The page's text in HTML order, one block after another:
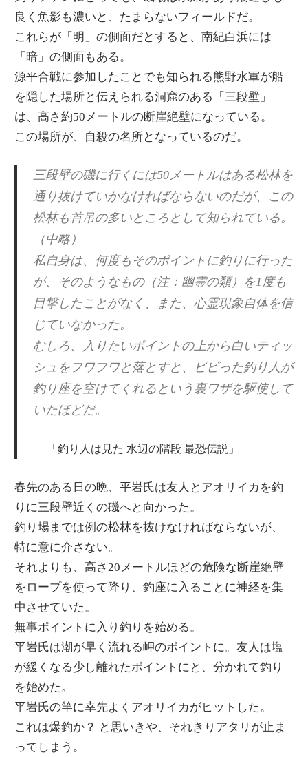
良く魚影も濃いと、たまらないフィールドだ。
これらが「明」の側面だとすると、南紀白浜には
「暗」の側面もある。
源平合戦に参加したことでも知られる熊野水軍が船
を隠した場所と伝えられる洞窟のある「三段壁」
は、高さ約50メートルの断崖絶壁になっている。
この場所が、自殺の名所となっているのだ。
三段壁の磯に行くには50メートルはある松林を
通り抜けていかなければならないのだが、この
松林も首吊の多いところとして知られている。
（中略）
私自身は、何度もそのポイントに釣りに行った
が、そのようなもの（注：幽霊の類）を1度も
目撃したことがなく、また、心霊現象自体を信
じていなかった。
むしろ、入りたいポイントの上から白いティッ
シュをフワフワと落とすと、ビビった釣り人が
釣り座を空けてくれるという裏ワザを駆使して
いたほどだ。
「釣り人は見た 水辺の階段 最恐伝説」
春先のある日の晩、平岩氏は友人とアオリイカを釣
りに三段壁近くの磯へと向かった。
釣り場までは例の松林を抜けなければならないが、
特に意に介さない。
それよりも、高さ20メートルほどの危険な断崖絶壁
をロープを使って降り、釣座に入ることに神経を集
中させていた。
無事ポイントに入り釣りを始める。
平岩氏は潮が早く流れる岬のポイントに。友人は塩
が緩くなる少し離れたポイントにと、分かれて釣り
を始めた。
平岩氏の竿に幸先よくアオリイカがヒットした。
これは爆釣か？ と思いきや、それきりアタリが止ま
ってしまう。